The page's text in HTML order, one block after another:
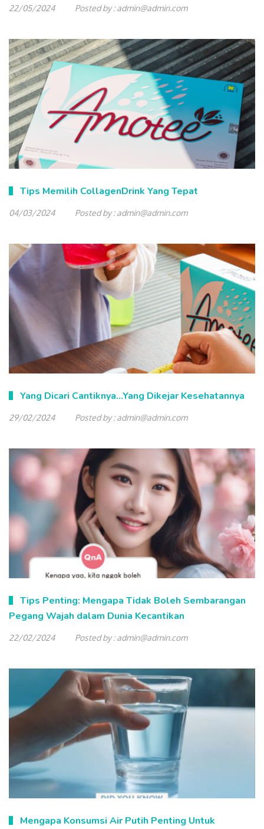
22/05/2024 Posted by : admin@admin.com
Tips Memilih CollagenDrink Yang Tepat
04/03/2024 Posted by : admin@admin.com
Yang Dicari Cantiknya…Yang Dikejar Kesehatannya
29/02/2024 Posted by : admin@admin.com
Tips Penting: Mengapa Tidak Boleh Sembarangan
Pegang Wajah dalam Dunia Kecantikan
22/02/2024 Posted by : admin@admin.com
Mengapa Konsumsi Air Putih Penting Untuk